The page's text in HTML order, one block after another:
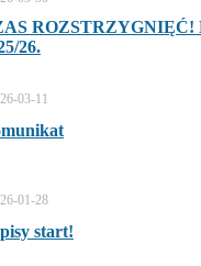
26.
03-11
start!
01-28